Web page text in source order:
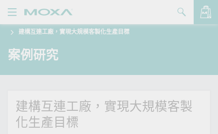
品
決方案
於我們
建構互連工廠，實現大規模客製化生產目標
案例研究
建構互連工廠，實現大規模客製
化生產目標
查看詢價明細